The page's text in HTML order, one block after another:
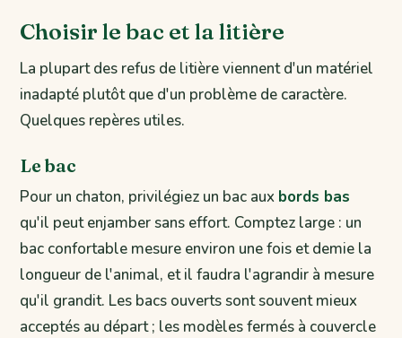
Choisir le bac et la litière
La plupart des refus de litière viennent d'un matériel
inadapté plutôt que d'un problème de caractère.
Quelques repères utiles.
Le bac
Pour un chaton, privilégiez un bac aux bords bas
qu'il peut enjamber sans effort. Comptez large : un
bac confortable mesure environ une fois et demie la
longueur de l'animal, et il faudra l'agrandir à mesure
qu'il grandit. Les bacs ouverts sont souvent mieux
acceptés au départ ; les modèles fermés à couvercle